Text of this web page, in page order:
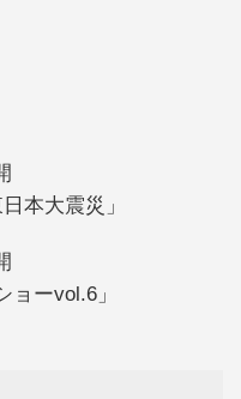
本大震災」
ョーvol.6」